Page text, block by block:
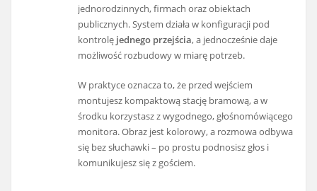
jednorodzinnych, firmach oraz obiektach
publicznych. System działa w konfiguracji pod
kontrolę jednego przejścia, a jednocześnie daje
możliwość rozbudowy w miarę potrzeb.
W praktyce oznacza to, że przed wejściem
montujesz kompaktową stację bramową, a w
środku korzystasz z wygodnego, głośnomówiącego
monitora. Obraz jest kolorowy, a rozmowa odbywa
się bez słuchawki – po prostu podnosisz głos i
komunikujesz się z gościem.